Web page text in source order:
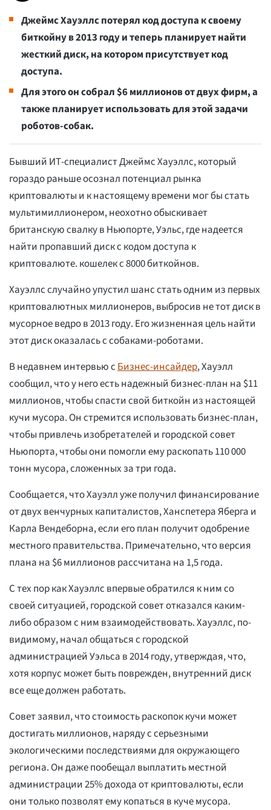
Джеймс Хауэллс потерял код доступа к своему
биткойну в 2013 году и теперь планирует найти
жесткий диск, на котором присутствует код
доступа.
Для этого он собрал $6 миллионов от двух фирм, а
также планирует использовать для этой задачи
роботов-собак.
Бывший ИТ-специалист Джеймс Хауэллс, который
гораздо раньше осознал потенциал рынка
криптовалюты и к настоящему времени мог бы стать
мультимиллионером, неохотно обыскивает
британскую свалку в Ньюпорте, Уэльс, где надеется
найти пропавший диск с кодом доступа к
криптовалюте. кошелек с 8000 биткойнов.
Хауэллс случайно упустил шанс стать одним из первых
криптовалютных миллионеров, выбросив не тот диск в
мусорное ведро в 2013 году. Его жизненная цель найти
этот диск оказалась с собаками-роботами.
В недавнем интервью сБизнес-инсайдер, Хауэлл
сообщил, что у него есть надежный бизнес-план на $11
миллионов, чтобы спасти свой биткойн из настоящей
кучи мусора. Он стремится использовать бизнес-план,
чтобы привлечь изобретателей и городской совет
Ньюпорта, чтобы они помогли ему раскопать 110 000
тонн мусора, сложенных за три года.
Сообщается, что Хауэлл уже получил финансирование
от двух венчурных капиталистов, Ханспетера Яберга и
Карла Вендеборна, если его план получит одобрение
местного правительства. Примечательно, что версия
плана на $6 миллионов рассчитана на 1,5 года.
С тех пор как Хауэллс впервые обратился к ним со
своей ситуацией, городской совет отказался каким-
либо образом с ним взаимодействовать. Хауэллс, по-
видимому, начал общаться с городской
администрацией Уэльса в 2014 году, утверждая, что,
хотя корпус может быть поврежден, внутренний диск
все еще должен работать.
Совет заявил, что стоимость раскопок кучи может
достигать миллионов, наряду с серьезными
экологическими последствиями для окружающего
региона. Он даже пообещал выплатить местной
администрации 25% дохода от криптовалюты, если
они только позволят ему копаться в куче мусора.